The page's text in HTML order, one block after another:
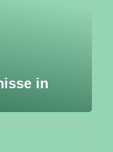
in